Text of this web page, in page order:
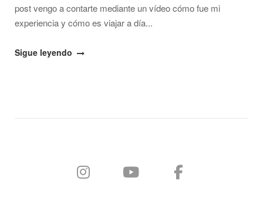
post vengo a contarte mediante un vídeo cómo fue mi
experiencia y cómo es viajar a día...
"Mi
Sigue leyendo